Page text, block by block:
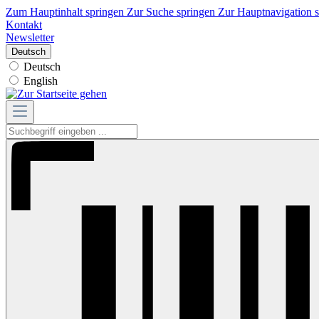
Zum Hauptinhalt springen Zur Suche springen Zur Hauptnavigation
Kontakt
Newsletter
Deutsch
Deutsch
English